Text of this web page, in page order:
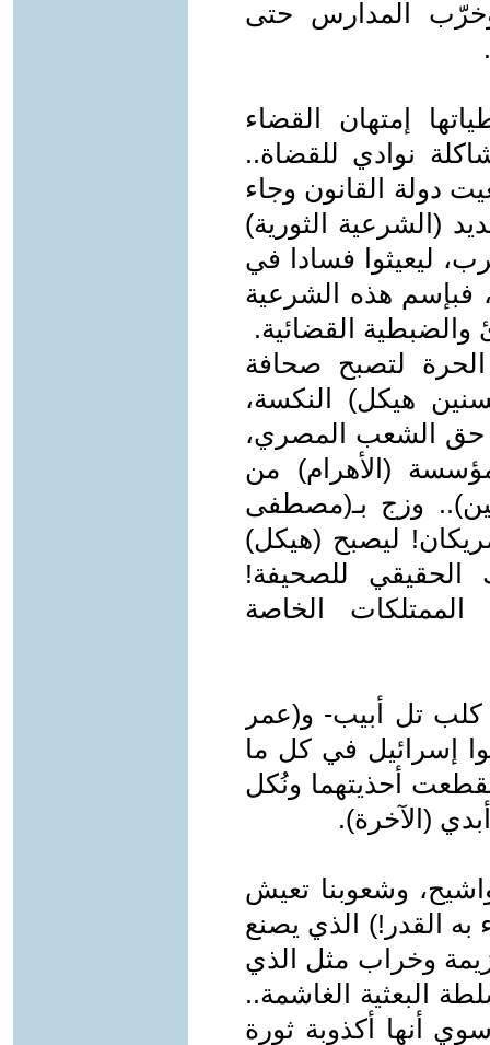
وخرّب المدارس حتى
إمتهان القضاء
نوادي للقضاة..
دولة القانون وجاء
(الشرعية الثورية)
ليعيثوا فسادا في
هذه الشرعية
والضبطية القضائية.
لتصبح صحافة
هيكل) النكسة،
حق الشعب المصري،
(الأهرام) من
وزج بـ(مصطفى
ليصبح (هيكل)
الحقيقي للصحيفة!
الخاصة
كلب تل أبيب- و(عمر
إسرائيل في كل ما
أحذيتهما ونُكل
(الآخرة).
وشعوبنا تعيش
القدر!) الذي يصنع
وخراب مثل الذي
البعثية الغاشمة..
أنها أكذوبة ثورة